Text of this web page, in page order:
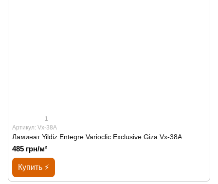
1
Артикул: Vx-38A
Ламинат Yildiz Entegre Varioclic Exclusive Giza Vx-38A
485 грн/м²
Купить ⚡